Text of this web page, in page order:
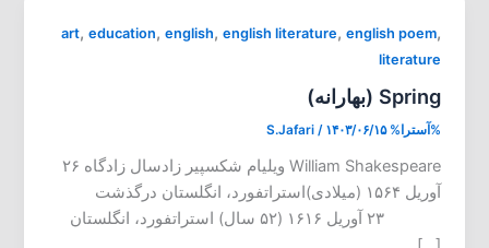
art, education, english, english literature, english poem,
literature
Spring (بهارانه)
%آسترا% S.Jafari / ۱۴۰۳/۰۶/۱۵
William Shakespeare ویلیام شکسپیر زادسال زادگاه ۲۶
آوریل ۱۵۶۴ (میلادی)استراتفورد، انگلستان درگذشت
۲۳ آوریل ۱۶۱۶ (۵۲ سال) استراتفورد، انگلستان